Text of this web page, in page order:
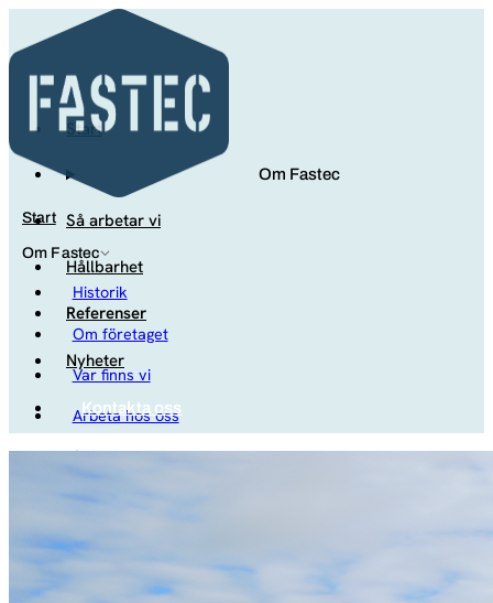
Start
Om Fastec
Historik
Om företaget
Var finns vi
Arbeta hos oss
Studenter
Kontakta oss
Start
Om Fastec
Så arbetar vi
Hållbarhet
Referenser
Nyheter
Kontakta oss